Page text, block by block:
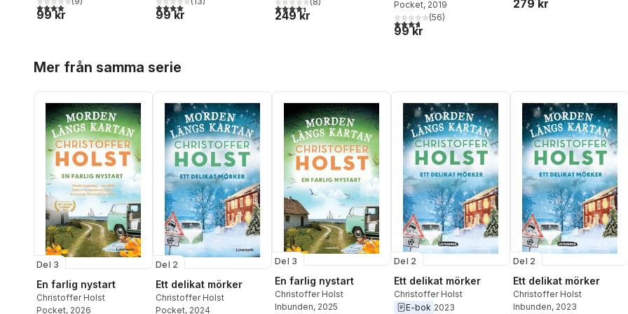
4,0utav 5 stjärnor. Totalt antal röster:
99 kr
4,0utav 5 stjärnor. Totalt antal röster:
99 kr
4,4utav 5 stjärnor. Totalt antal röster:
249 kr
Pocket, 2019
3,7utav 5 stjärnor. Totalt antal röster:
(56)
99 kr
279 kr
Mer från samma serie
Del 3
En farlig nystart
Christoffer Holst
Pocket, 2026
Del 2
Ett delikat mörker
Christoffer Holst
Pocket, 2024
Del 3
En farlig nystart
Christoffer Holst
Inbunden, 2025
Del 2
Ett delikat mörker
Christoffer Holst
E-bok 2023
Del 2
Ett delikat mörker
Christoffer Holst
Inbunden, 2023